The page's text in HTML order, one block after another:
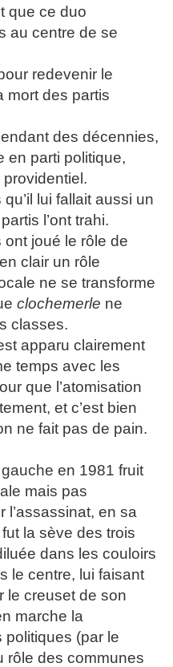
que ce duo
au centre de se
redevenir le
mort des partis
des décennies,
en parti politique,
providentiel.
lui fallait aussi un
l’ont trahi.
joué le rôle de
clair un rôle
ne se transforme
clochemerle ne
classes.
apparu clairement
temps avec les
que l’atomisation
et c’est bien
ne fait pas de pain.
en 1981 fruit
mais pas
l’assassinat, en sa
la sève des trois
dans les couloirs
le centre, lui faisant
le creuset de son
marche la
politiques (par le
rôle des communes